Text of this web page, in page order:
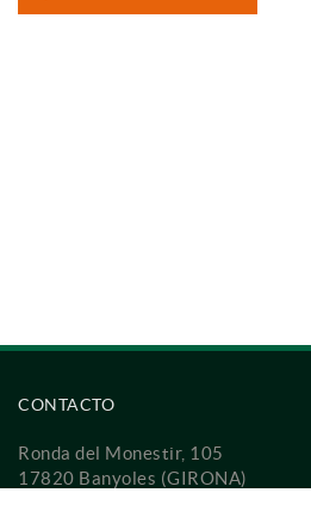
CONTACTO
Ronda del Monestir, 105
17820 Banyoles (GIRONA)